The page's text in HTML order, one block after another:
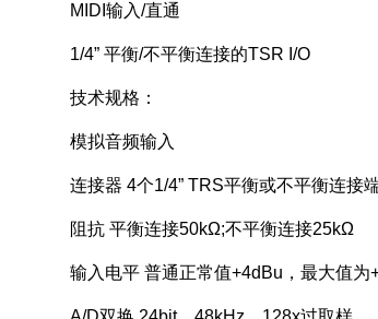
MIDI输入/直通
1/4” 平衡/不平衡连接的TSR I/O
技术规格：
模拟音频输入
连接器 4个1/4” TRS平衡或不平衡连接
阻抗 平衡连接50kΩ;不平衡连接25kΩ
输入电平 普通正常值+4dBu，最大值